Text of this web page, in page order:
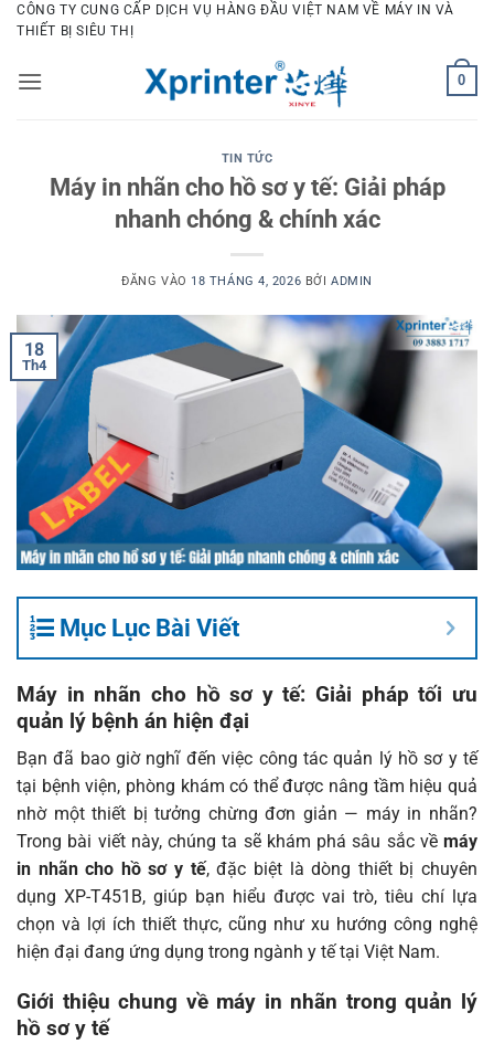
Bỏ
qua
dung
CÔNG TY CUNG CẤP DỊCH VỤ HÀNG ĐẦU VIỆT NAM VỀ MÁY IN VÀ
THIẾT BỊ SIÊU THỊ
0
TIN TỨC
Máy in nhãn cho hồ sơ y tế: Giải pháp
nhanh chóng & chính xác
ĐĂNG VÀO 18 THÁNG 4, 2026 BỞI ADMIN
18
Th4
Mục Lục Bài Viết
Máy in nhãn cho hồ sơ y tế: Giải pháp tối ưu
quản lý bệnh án hiện đại
Bạn đã bao giờ nghĩ đến việc công tác quản lý hồ sơ y tế
tại bệnh viện, phòng khám có thể được nâng tầm hiệu quả
nhờ một thiết bị tưởng chừng đơn giản — máy in nhãn?
Trong bài viết này, chúng ta sẽ khám phá sâu sắc về máy
in nhãn cho hồ sơ y tế, đặc biệt là dòng thiết bị chuyên
dụng XP-T451B, giúp bạn hiểu được vai trò, tiêu chí lựa
chọn và lợi ích thiết thực, cũng như xu hướng công nghệ
hiện đại đang ứng dụng trong ngành y tế tại Việt Nam.
Giới thiệu chung về máy in nhãn trong quản lý
hồ sơ y tế